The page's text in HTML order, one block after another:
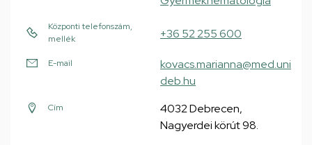
Központi telefonszám,
mellék
+36 52 255 600
E-mail
kovacs.marianna@med.uni
deb.hu
Cím
4032 Debrecen,
Nagyerdei körút 98.